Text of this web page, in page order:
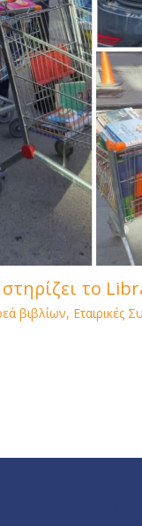
το
βιβλίων, Εταιρικές